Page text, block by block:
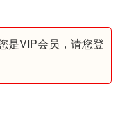
是VIP会员，请您登